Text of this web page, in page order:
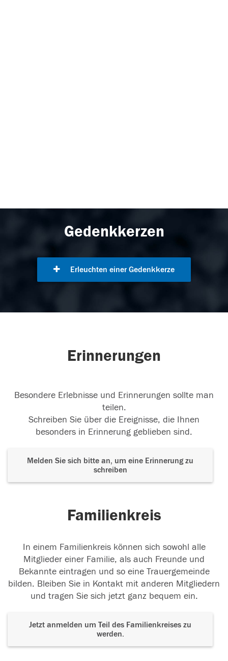
Gedenkkerzen
Erleuchten einer Gedenkkerze
Erinnerungen
Besondere Erlebnisse und Erinnerungen sollte man
teilen.
Schreiben Sie über die Ereignisse, die Ihnen
besonders in Erinnerung geblieben sind.
Melden Sie sich bitte an, um eine Erinnerung zu
schreiben
Familienkreis
In einem Familienkreis können sich sowohl alle
Mitglieder einer Familie, als auch Freunde und
Bekannte eintragen und so eine Trauergemeinde
bilden. Bleiben Sie in Kontakt mit anderen Mitgliedern
und tragen Sie sich jetzt ganz bequem ein.
Jetzt anmelden um Teil des Familienkreises zu
werden.